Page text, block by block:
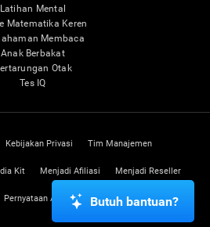
Latihan Mental
Matematika Keren
Membaca
Anak Berbakat
Otak
Tes IQ
Kebijakan Privasi Tim Manajemen
Kit Menjadi Afiliasi Menjadi Reseller
Pernyataan Aksesibilitas Pusat Kepercayaan
Butuh bantuan?